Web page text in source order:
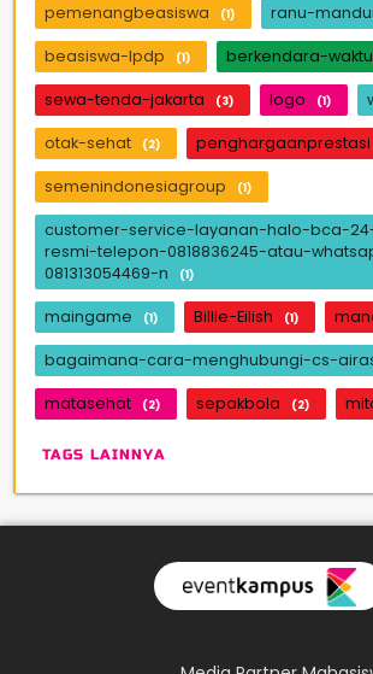
pemenangbeasiswa (1) ranu-
beasiswa-lpdp (1) berkendara-
sewa-tenda-jakarta (3) logo (1)
otak-sehat (2) penghargaanprestasi
semenindonesiagroup (1)
customer-service-layanan-halo-bca-
resmi-telepon-0818836245-atau-
081313054469-n
(1)
maingame (1) Billie-Eilish (1)
bagaimana-cara-menghubungi-cs-
matasehat (2) sepakbola (2)
TAGS LAINNYA